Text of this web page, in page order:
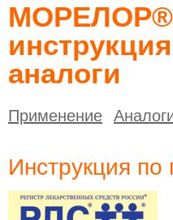
аналоги
Применение
Инструкция